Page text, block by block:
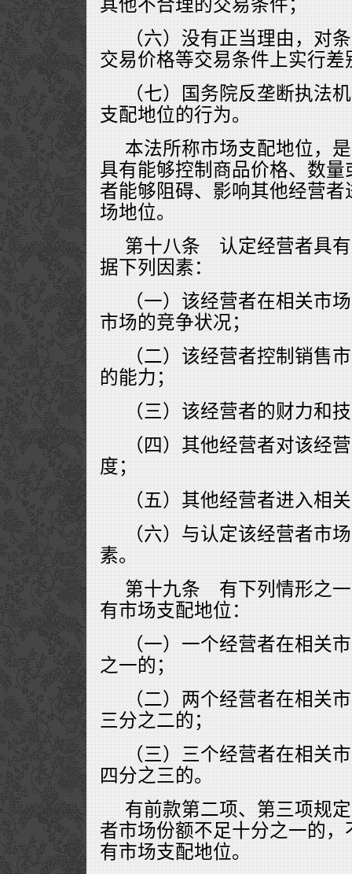
其他不合理的交易条件；
（六）没有正当理由，对
交易价格等交易条件上实行差
（七）国务院反垄断执法
支配地位的行为。
本法所称市场支配地位，
具有能够控制商品价格、数
者能够阻碍、影响其他经营
场地位。
第十八条 认定经营者具
据下列因素：
（一）该经营者在相关市
市场的竞争状况；
（二）该经营者控制销售
的能力；
（三）该经营者的财力和
（四）其他经营者对该经
度；
（五）其他经营者进入相
（六）与认定该经营者市
素。
第十九条 有下列情形之
有市场支配地位：
（一）一个经营者在相关
之一的；
（二）两个经营者在相关
三分之二的；
（三）三个经营者在相关
四分之三的。
有前款第二项、第三项规
者市场份额不足十分之一的
有市场支配地位。